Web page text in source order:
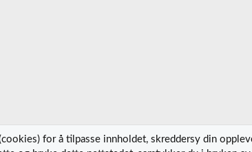
for å tilpasse innholdet, skreddersy din